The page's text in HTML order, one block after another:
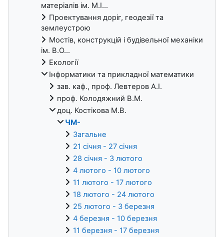
матеріалів ім. М.І...
Проектування доріг, геодезії та
землеустрою
Мостів, конструкцій і будівельної механіки
ім. В.О...
Екології
Інформатики та прикладної математики
зав. каф., проф. Левтеров А.І.
проф. Колодяжний В.М.
доц. Костікова М.В.
ЧМ-
Загальне
21 січня - 27 січня
28 січня - 3 лютого
4 лютого - 10 лютого
11 лютого - 17 лютого
18 лютого - 24 лютого
25 лютого - 3 березня
4 березня - 10 березня
11 березня - 17 березня